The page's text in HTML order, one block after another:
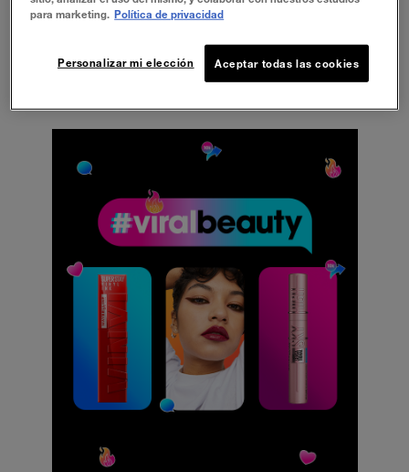
HIGH: ALCANZA LAS NUBES
CON TUS PESTAÑAS
para marketing. Política de privacidad
Aceptar todas las cookies
Personalizar mi elección